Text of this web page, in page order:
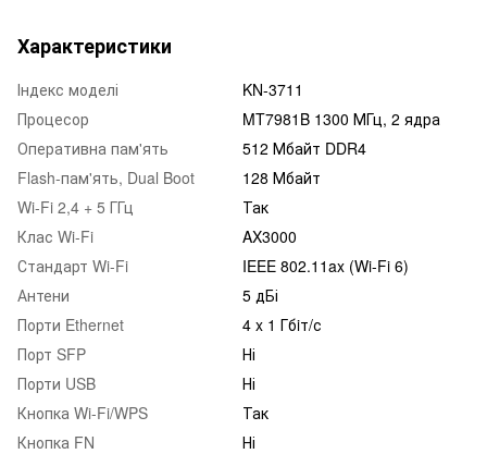
Характеристики
Індекс моделі
KN-3711
Процесор
MT7981B 1300 МГц, 2 ядра
Оперативна пам'ять
512 Мбайт DDR4
Flash-пам'ять, Dual Boot
128 Мбайт
Wi-Fi 2,4 + 5 ГГц
Так
Клас Wi-Fi
AX3000
Стандарт Wi-Fi
IEEE 802.11ax (Wi-Fi 6)
Антени
5 дБі
Порти Ethernet
4 x 1 Гбiт/с
Порт SFP
Ні
Порти USB
Ні
Кнопка Wi-Fi/WPS
Так
Кнопка FN
Ні